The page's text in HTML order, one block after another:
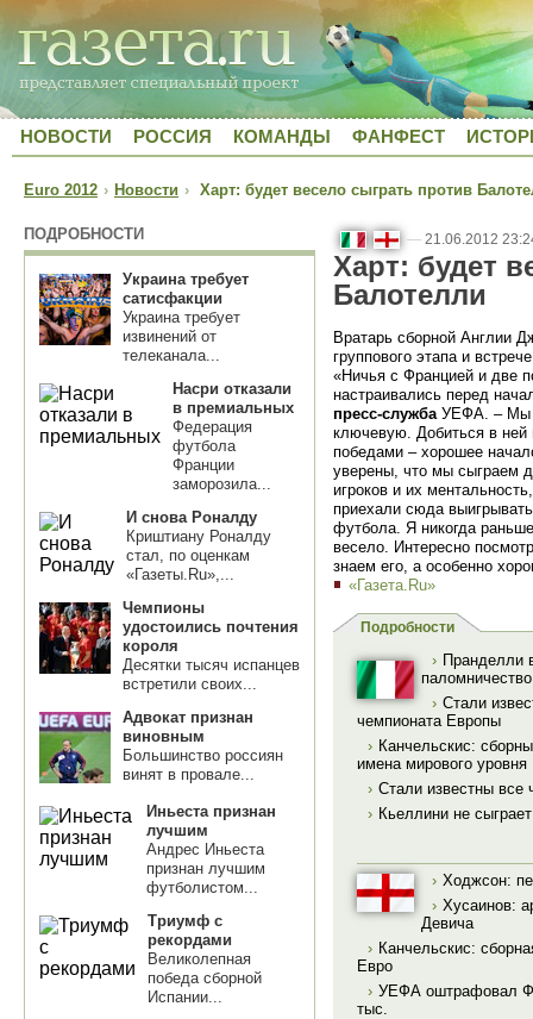
НОВОСТИ РОССИЯ КОМАНДЫ ФАНФЕСТ
Euro 2012 › Новости › Харт: будет весело сыграть против
ПОДРОБНОСТИ
Украина требует
сатисфакции
Украина требует
извинений от
телеканала...
Насри отказали
в премиальных
Федерация
футбола
Франции
заморозила...
И снова Роналду
Криштиану Роналду
стал, по оценкам
«Газеты.Ru»,...
Чемпионы
удостоились почтения
короля
Десятки тысяч испанцев
встретили своих...
Адвокат признан
виновным
Большинство россиян
винят в провале...
Иньеста признан
лучшим
Андрес Иньеста
признан лучшим
футболистом...
Триумф с
рекордами
Великолепная
победа сборной
Испании...
— 21.06.2012
Харт: будет
Балотелли
Вратарь сборной Англии
группового этапа и
«Ничья с Францией и две
настраивались перед
пресс-служба УЕФА. – Мы
ключевую. Добиться в ней
победами – хорошее
уверены, что мы сыграем
игроков и их
приехали сюда
футбола. Я никогда
весело. Интересно
знаем его, а особенно
«Газета.Ru»
Подробности
› Пранделли
› Стали
чемпионата Европы
› Канчельскис:
имена мирового уровня
› Стали известны все
› Кьеллини не
› Ходжсон:
› Хусаинов:
Девича
› Канчельскис:
Евро
› УЕФА оштрафовал
тыс.